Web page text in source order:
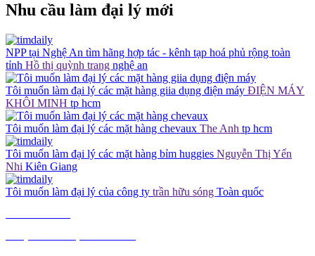
Nhu cầu làm đại lý mới
NPP tại Nghệ An tìm hãng hợp tác - kênh tạp hoá phủ rộng toàn
tỉnh Hồ thị quỳnh trang nghệ an
Tôi muốn làm đại lý các mặt hàng giia dụng điện máy ĐIỆN MÁY
KHÔI MINH tp hcm
Tôi muốn làm đại lý các mặt hàng chevaux The Anh tp hcm
Tôi muốn làm đại lý các mặt hàng bỉm huggies Nguyễn Thị Yến
Nhi Kiên Giang
Tôi muốn làm đại lý của công ty trần hữu sóng Toàn quốc